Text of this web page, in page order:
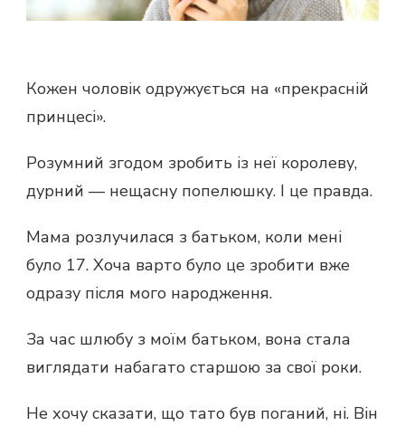
Кожен чоловік одружується на «прекрасній
принцесі».
Розумний згодом зробить із неї королеву,
дурний — нещасну попелюшку. І це правда.
Мама розлучилася з батьком, коли мені
було 17. Хоча варто було це зробити вже
одразу після мого народження.
За час шлюбу з моїм батьком, вона стала
виглядати набагато старшою за свої роки.
Не хочу сказати, що тато був поганий, ні. Він